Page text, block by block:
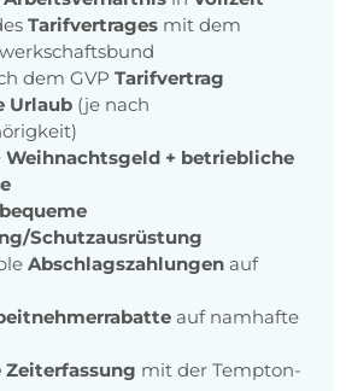
Tarifvertrages mit dem
dem GVP Tarifvertrag
Urlaub (je nach
Weihnachtsgeld + betriebliche
bequeme
Schutzausrüstung
Abschlagszahlungen auf
auf namhafte
mit der Tempton-